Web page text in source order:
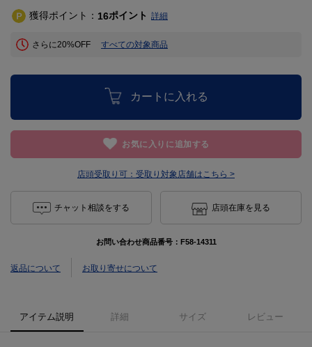
獲得ポイント： 16ポイント 詳細
さらに20%OFF すべての対象商品
カートに入れる
お気に入りに追加する
店頭受取り可： 受取り対象店舗はこちら >
チャット相談をする 店頭在庫を見る
お問い合わせ商品番号： F58-14311
返品について お取り寄せについて
アイテム説明 詳細 サイズ レビュー